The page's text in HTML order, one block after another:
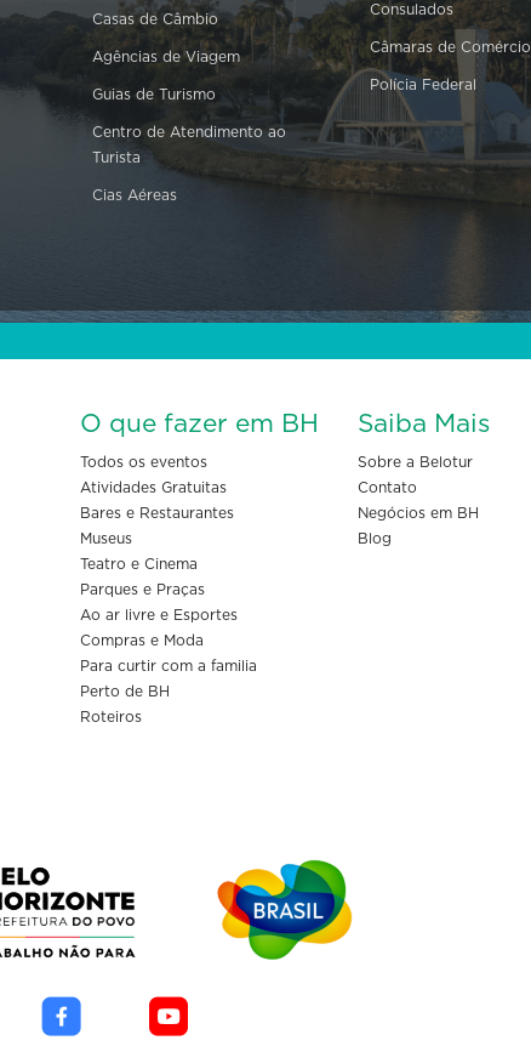
Casas de Câmbio
Agências de Viagem
Guias de Turismo
Centro de Atendimento ao
Turista
Cias Aéreas
Consulados
Câmaras de Comércio
Polícia Federal
O que fazer em BH
Todos os eventos
Atividades Gratuitas
Bares e Restaurantes
Museus
Teatro e Cinema
Parques e Praças
Ao ar livre e Esportes
Compras e Moda
Para curtir com a familia
Perto de BH
Roteiros
Saiba Mais
Sobre a Belotur
Contato
Negócios em BH
Blog